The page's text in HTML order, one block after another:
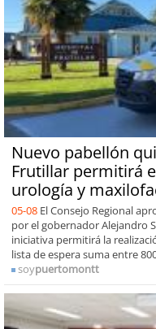
Nuevo pabellón
Frutillar permitirá
urología y
05-08 El Consejo Regional
por el gobernador Alejandro
iniciativa permitirá la
lista de espera suma entre
soypuertomontt